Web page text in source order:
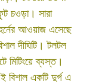
চওড়া। সারা
আওয়াজ এসেছে
দীঘিটি। টলটল
মিটিংয়ে ব্যস্ত।
বিশাল একটি দুর্গ এ